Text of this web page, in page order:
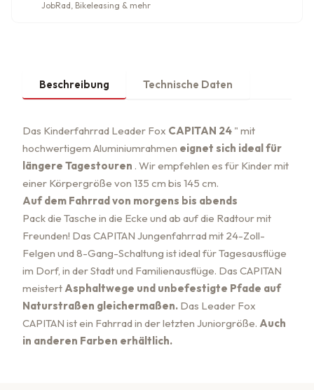
JobRad, Bikeleasing & mehr
Beschreibung Technische Daten
Das Kinderfahrrad Leader Fox CAPITAN 24 " mit
hochwertigem Aluminiumrahmen eignet sich ideal für
längere Tagestouren . Wir empfehlen es für Kinder mit
einer Körpergröße von 135 cm bis 145 cm.
Auf dem Fahrrad von morgens bis abends
Pack die Tasche in die Ecke und ab auf die Radtour mit
Freunden! Das CAPITAN Jungenfahrrad mit 24-Zoll-
Felgen und 8-Gang-Schaltung ist ideal für Tagesausflüge
im Dorf, in der Stadt und Familienausflüge. Das CAPITAN
meistertAsphaltwege und unbefestigte Pfade auf
Naturstraßen gleichermaßen. Das Leader Fox
CAPITAN ist ein Fahrrad in der letzten Juniorgröße. Auch
in anderen Farben erhältlich.